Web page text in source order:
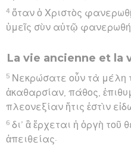
4 ὅταν ὁ Χριστὸς
ὑμεῖς σὺν αὐτῷ
La vie ancienne et la
5 Νεκρώσατε οὖν τὰ μέλη
ἀκαθαρσίαν, πάθος,
πλεονεξίαν ἥτις ἐστὶν
6 δι’ ἃ ἔρχεται ἡ ὀργὴ τοῦ
ἀπειθείας·